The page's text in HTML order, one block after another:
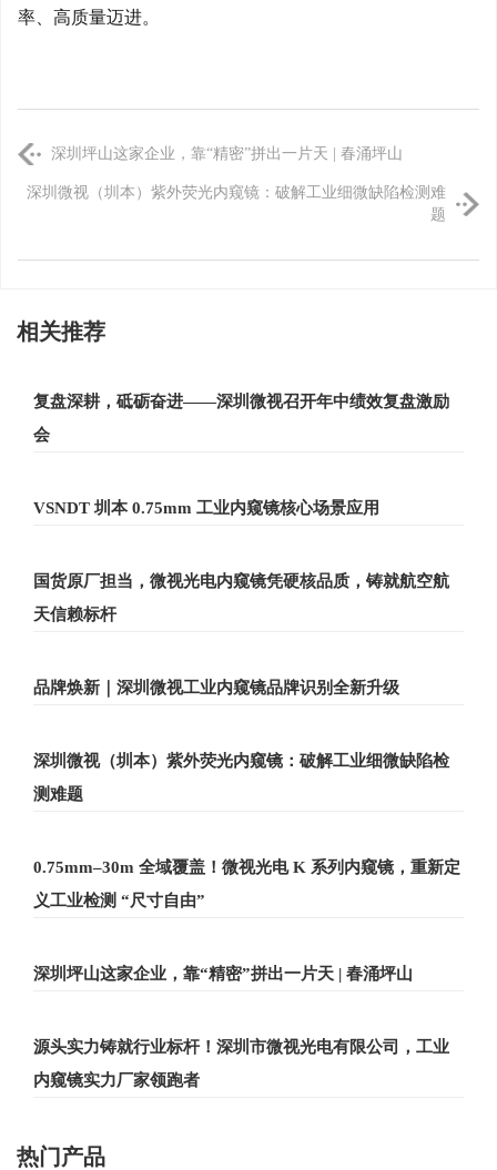
率、高质量迈进。
深圳坪山这家企业，靠“精密”拼出一片天 | 春涌坪山
深圳微视（圳本）紫外荧光内窥镜：破解工业细微缺陷检测难
题
相关推荐
复盘深耕，砥砺奋进——深圳微视召开年中绩效复盘激励
会
VSNDT 圳本 0.75mm 工业内窥镜核心场景应用
国货原厂担当，微视光电内窥镜凭硬核品质，铸就航空航
天信赖标杆
品牌焕新｜深圳微视工业内窥镜品牌识别全新升级
深圳微视（圳本）紫外荧光内窥镜：破解工业细微缺陷检
测难题
0.75mm–30m 全域覆盖！微视光电 K 系列内窥镜，重新定
义工业检测 “尺寸自由”
深圳坪山这家企业，靠“精密”拼出一片天 | 春涌坪山
源头实力铸就行业标杆！深圳市微视光电有限公司，工业
内窥镜实力厂家领跑者
热门产品